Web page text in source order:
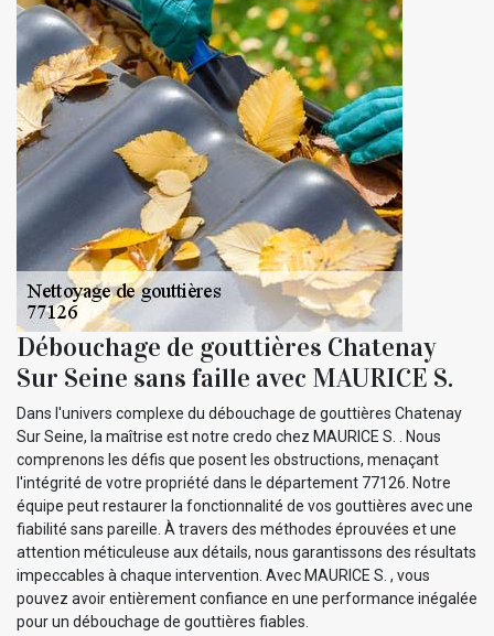
Débouchage de gouttières Chatenay
Sur Seine sans faille avec MAURICE S.
Dans l'univers complexe du débouchage de gouttières Chatenay
Sur Seine, la maîtrise est notre credo chez MAURICE S. . Nous
comprenons les défis que posent les obstructions, menaçant
l'intégrité de votre propriété dans le département 77126. Notre
équipe peut restaurer la fonctionnalité de vos gouttières avec une
fiabilité sans pareille. À travers des méthodes éprouvées et une
attention méticuleuse aux détails, nous garantissons des résultats
impeccables à chaque intervention. Avec MAURICE S. , vous
pouvez avoir entièrement confiance en une performance inégalée
pour un débouchage de gouttières fiables.